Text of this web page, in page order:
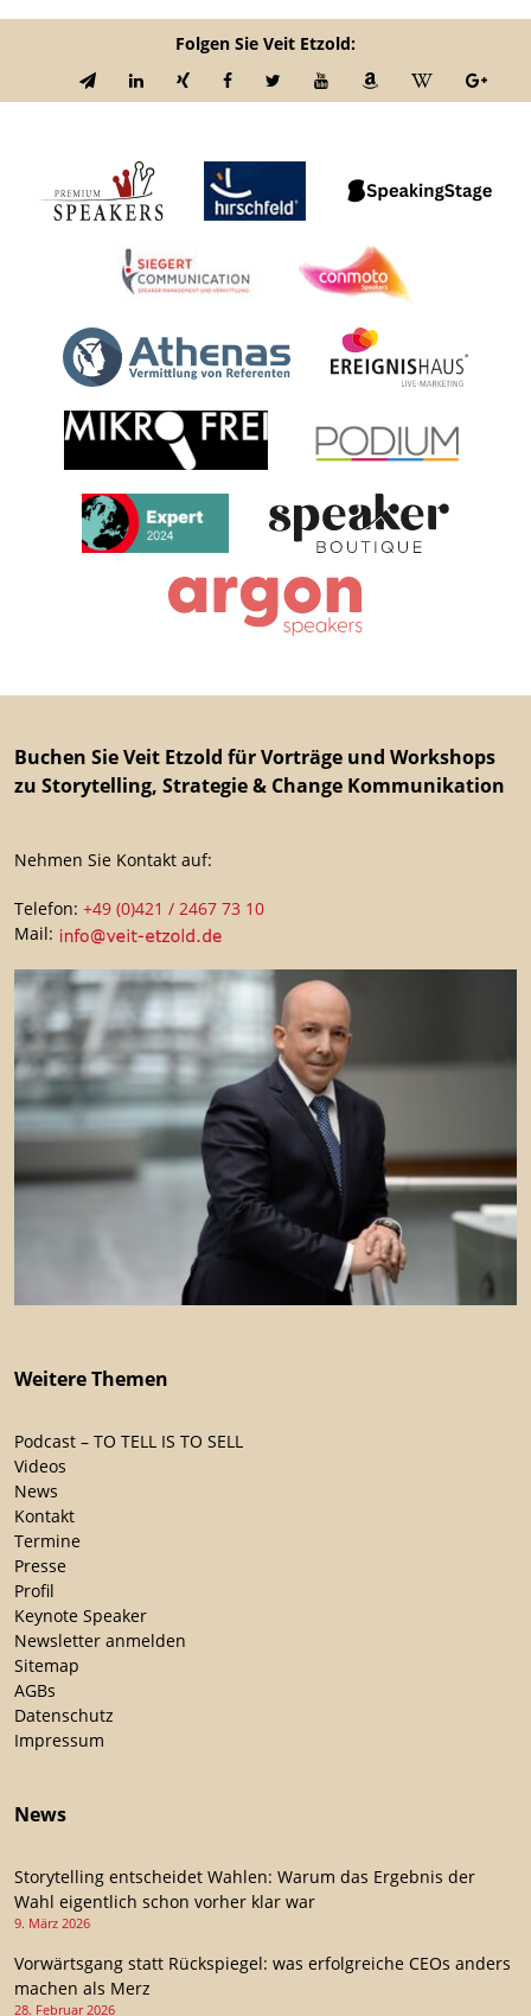
Folgen Sie Veit Etzold:
Buchen Sie Veit Etzold für Vorträge und Workshops
zu Storytelling, Strategie & Change Kommunikation
Nehmen Sie Kontakt auf:
Telefon: +49 (0)421 / 2467 73 10
Mail:
Weitere Themen
Podcast – TO TELL IS TO SELL
Videos
News
Kontakt
Termine
Presse
Profil
Keynote Speaker
Newsletter anmelden
Sitemap
AGBs
Datenschutz
Impressum
News
Storytelling entscheidet Wahlen: Warum das Ergebnis der
Wahl eigentlich schon vorher klar war
9. März 2026
Vorwärtsgang statt Rückspiegel: was erfolgreiche CEOs anders
machen als Merz
28. Februar 2026